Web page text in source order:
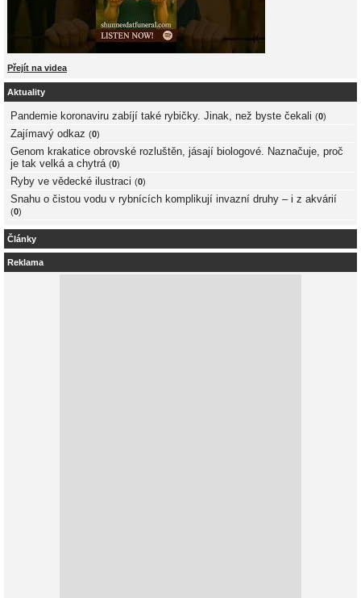
Přejít na videa
Aktuality
Pandemie koronaviru zabíjí také rybičky. Jinak, než byste čekali (0)
Zajímavý odkaz (0)
Genom krakatice obrovské rozluštěn, jásají biologové. Naznačuje, proč
je tak velká a chytrá (0)
Ryby ve vědecké ilustraci (0)
Snahu o čistou vodu v rybnících komplikují invazní druhy – i z akvárií
(0)
Články
Reklama